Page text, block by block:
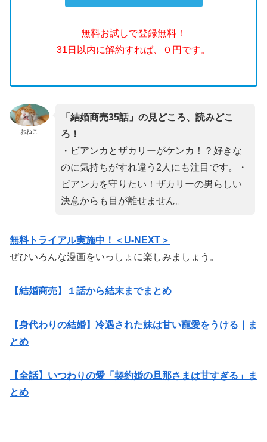
無料お試しで登録無料！
31日以内に解約すれば、０円です。
おねこ
「結婚商売35話」の見どころ、読みどこ
ろ！
・ビアンカとザカリーがケンカ！？好きな
のに気持ちがすれ違う2人にも注目です。・
ビアンカを守りたい！ザカリーの男らしい
決意からも目が離せません。
無料トライアル実施中！＜U-NEXT＞
ぜひいろんな漫画をいっしょに楽しみましょう。
【結婚商売】１話から結末までまとめ
【身代わりの結婚】冷遇された妹は甘い寵愛をうける｜ま
とめ
【全話】いつわりの愛「契約婚の旦那さまは甘すぎる」ま
とめ